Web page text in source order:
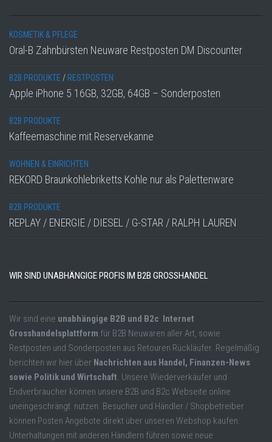
KOSMETIK & PFLEGE
Oral-B Zahnbürsten Neuware Restposten DM Discounter
B2B PRODUKTE / RESTPOSTEN
Apple iPhone 5 16GB, 32GB, 64GB – Sonderposten
B2B PRODUKTE
Kaffeemaschine mit Reservekanne
WOHNEN & EINRICHTEN
REKORD Braunkohlebriketts Kohle nur als Palettenware
B2B PRODUKTE
REPLAY / ENERGIE / DIESEL / G-STAR / RALPH LAUREN
WIR SIND UNABHÄNGIGE PROFIS IM B2B GROSSHANDEL
Wir sind eine unabhängige B2B und B2c Internet
Grosshandelsplattform für B2B Neuwaren aller Art, sowie
Restposten und Sonderposten aus Retouren Rückläufer. Regelmäßig
berichten wir hier über Nachrichten aus Handel, Finanzen-News
sowie Politik und Wirtschaft. Unsere Wiederverkäufer und
Endverbraucher können unsere B2B und B2c Webseite online
uneingeschrängt nutzen. Besucher und Händler / Shopbetreiber
können Posten Angebote direkt über unseren Webshop kaufen.
Unterhaltungen mit anderen Händlern führen sowie neue